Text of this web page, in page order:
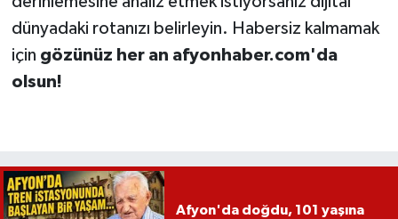
dünyadaki rotanızı belirleyin. Habersiz kalmamak
için gözünüz her an afyonhaber.com'da
olsun!
Afyon'da doğdu, 101 yaşına